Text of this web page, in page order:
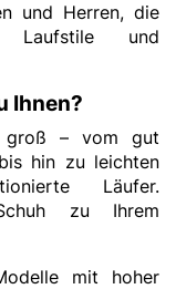
und Herren, die
Laufstile und
Ihnen?
groß – vom gut
hin zu leichten
Läufer.
zu Ihrem
mit hoher